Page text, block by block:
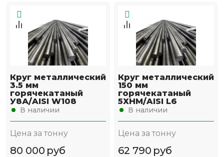
Круг металлический
3.5 мм
горячекатаный
У8А/AISI W108
В наличии
Цена за тонну
80 000 руб
Круг металлический
150 мм
горячекатаный
5ХНМ/AISI L6
В наличии
Цена за тонну
62 790 руб